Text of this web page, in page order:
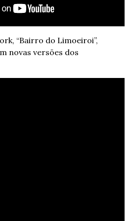
“Bairro do Limoeiroi”,
novas versões dos